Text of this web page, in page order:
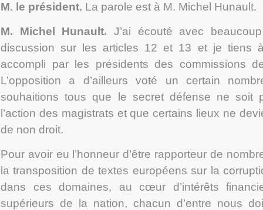
M. le président. La parole est à M. Michel Hunault.
M. Michel Hunault. J’ai écouté avec
discussion sur les articles 12 et 13 et je tiens à
accompli par les présidents des commissions
L’opposition a d’ailleurs voté un certain
souhaitions tous que le secret défense ne soit
l’action des magistrats et que certains lieux ne
de non droit.
Pour avoir eu l’honneur d’être rapporteur de
la transposition de textes européens sur la
dans ces domaines, au cœur d’intérêts
supérieurs de la nation, chacun d’entre nous